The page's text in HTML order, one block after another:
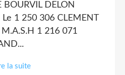
BOURVIL DELON
Le 1 250 306 CLEMENT
1 216 071
la suite